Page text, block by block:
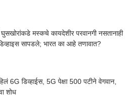
मस्कचे कायदेशीर परवानगी नसतानाही
सापडले; भारत का आहे तणावात?
6G डिव्हाईस, 5G पेक्षा 500 पटीने वेगवान,
शोध